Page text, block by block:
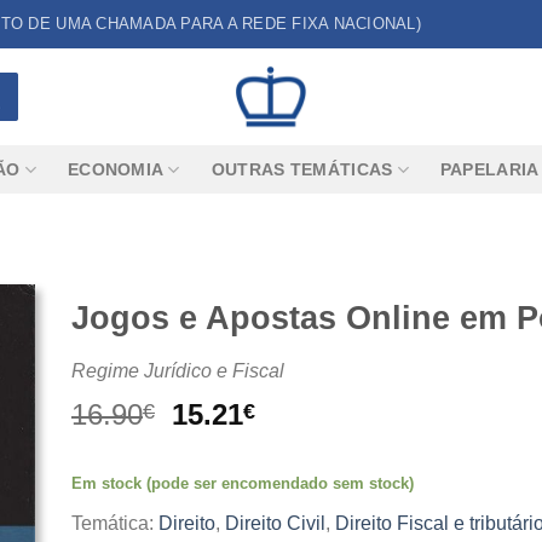
DE UMA CHAMADA PARA A REDE FIXA NACIONAL)
ECONOMIA OUTRAS TEMÁTICAS PAPELARIA
Jogos e Apostas Online em
Regime Jurídico e Fiscal
16.90€
O
original
era:
16.90€.
15.21€O
atual
é:
15.21€.
Em stock (pode ser encomendado sem stock)
Temática: Direito, Direito Civil , Direito Fiscal e